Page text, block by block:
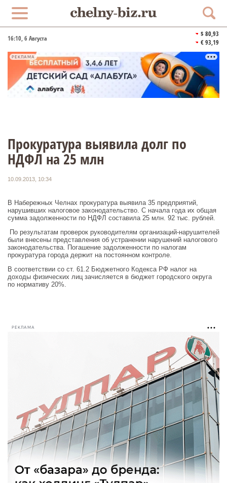
16:10, 6 Августа
$ 80,93
€ 93,19
РЕКЛАМА
Прокуратура выявила долг по
НДФЛ на 25 млн
10.09.2013, 10:34
В Набережных Челнах прокуратура выявила 35 предприятий,
нарушивших налоговое законодательство. С начала года их общая
сумма задолженности по НДФЛ составила 25 млн. 92 тыс. рублей.
По результатам проверок руководителям организаций-нарушителей
были внесены представления об устранении нарушений налогового
законодательства. Погашение задолженности по налогам
прокуратура города держит на постоянном контроле.
В соответствии со ст. 61.2 Бюджетного Кодекса РФ налог на
доходы физических лиц зачисляется в бюджет городского округа
по нормативу 20%.
РЕКЛАМА